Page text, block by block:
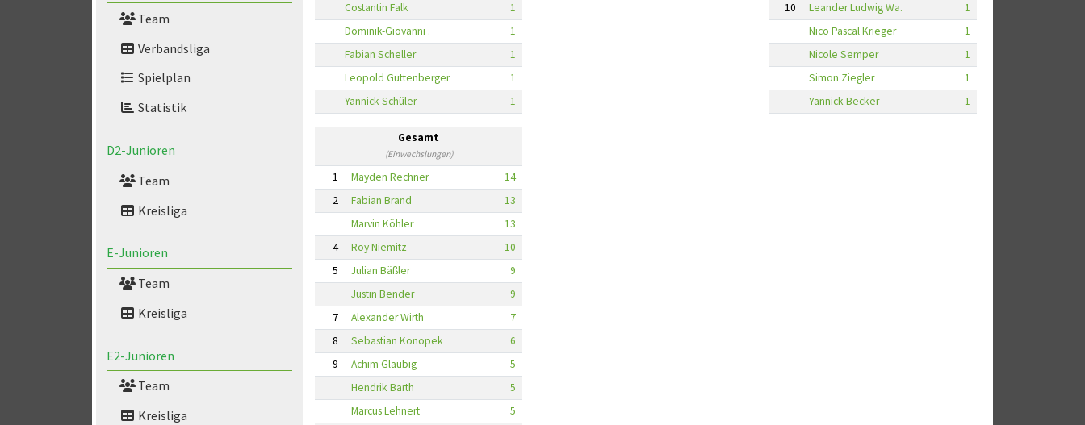
Team
Verbandsliga
Spielplan
Statistik
D2-Junioren
Team
Kreisliga
E-Junioren
Team
Kreisliga
E2-Junioren
Team
Kreisliga
Costantin Falk
1
Dominik-Giovanni .
1
Fabian Scheller
1
Leopold Guttenberger
1
Yannick Schüler
1
10
Leander Ludwig Wa.
1
Nico Pascal Krieger
1
Nicole Semper
1
Simon Ziegler
1
Yannick Becker
1
Gesamt
(Einwechslungen)
1 Mayden Rechner
14
2
Fabian Brand
13
Marvin Köhler
13
4
Roy Niemitz
10
5
Julian Bäßler
9
Justin Bender
9
7
Alexander Wirth
7
8
Sebastian Konopek
6
9
Achim Glaubig
5
Hendrik Barth
5
Marcus Lehnert
5